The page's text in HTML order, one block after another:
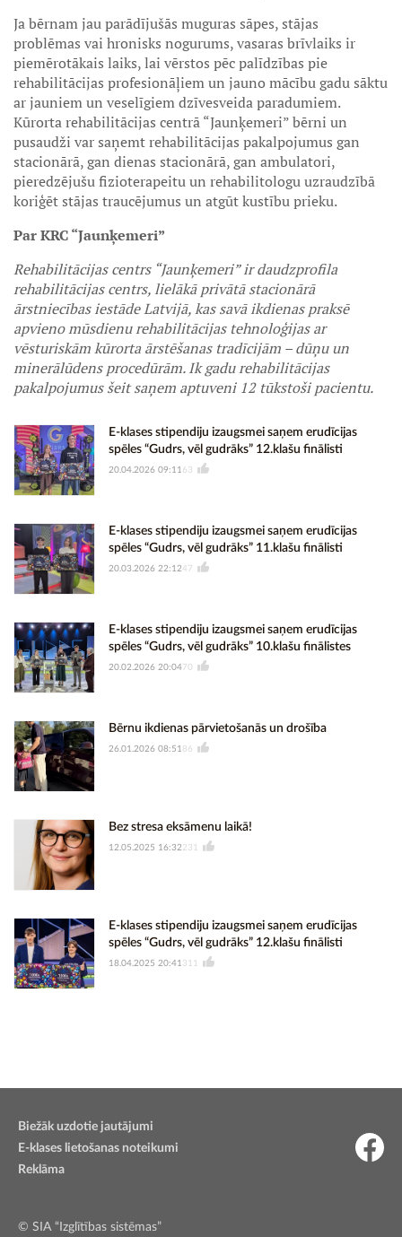
Ja bērnam jau parādījušās muguras sāpes, stājas
problēmas vai hronisks nogurums, vasaras brīvlaiks ir
piemērotākais laiks, lai vērstos pēc palīdzības pie
rehabilitācijas profesionāļiem un jauno mācību gadu sāktu
ar jauniem un veselīgiem dzīvesveida paradumiem.
Kūrorta rehabilitācijas centrā “Jaunķemeri” bērni un
pusaudži var saņemt rehabilitācijas pakalpojumus gan
stacionārā, gan dienas stacionārā, gan ambulatori,
pieredzējušu fizioterapeitu un rehabilitologu uzraudzībā
koriģēt stājas traucējumus un atgūt kustību prieku.
Par KRC “Jaunķemeri”
Rehabilitācijas centrs “Jaunķemeri” ir daudzprofila
rehabilitācijas centrs, lielākā privātā stacionārā
ārstniecības iestāde Latvijā, kas savā ikdienas praksē
apvieno mūsdienu rehabilitācijas tehnoloģijas ar
vēsturiskām kūrorta ārstēšanas tradīcijām – dūņu un
minerālūdens procedūrām. Ik gadu rehabilitācijas
pakalpojumus šeit saņem aptuveni 12 tūkstoši pacientu.
E-klases stipendiju izaugsmei saņem erudīcijas
spēles “Gudrs, vēl gudrāks” 12.klašu finālisti
20.04.2026 09:11 63
E-klases stipendiju izaugsmei saņem erudīcijas
spēles “Gudrs, vēl gudrāks” 11.klašu finālisti
20.03.2026 22:1247
E-klases stipendiju izaugsmei saņem erudīcijas
spēles “Gudrs, vēl gudrāks” 10.klašu finālistes
20.02.2026 20:0470
Bērnu ikdienas pārvietošanās un drošība
26.01.2026 08:51 86
Bez stresa eksāmenu laikā!
12.05.2025 16:32 231
E-klases stipendiju izaugsmei saņem erudīcijas
spēles “Gudrs, vēl gudrāks” 12.klašu finālisti
18.04.2025 20:41 311
Biežāk uzdotie jautājumi
E-klases lietošanas noteikumi
Reklāma
© SIA “Izglītības sistēmas”